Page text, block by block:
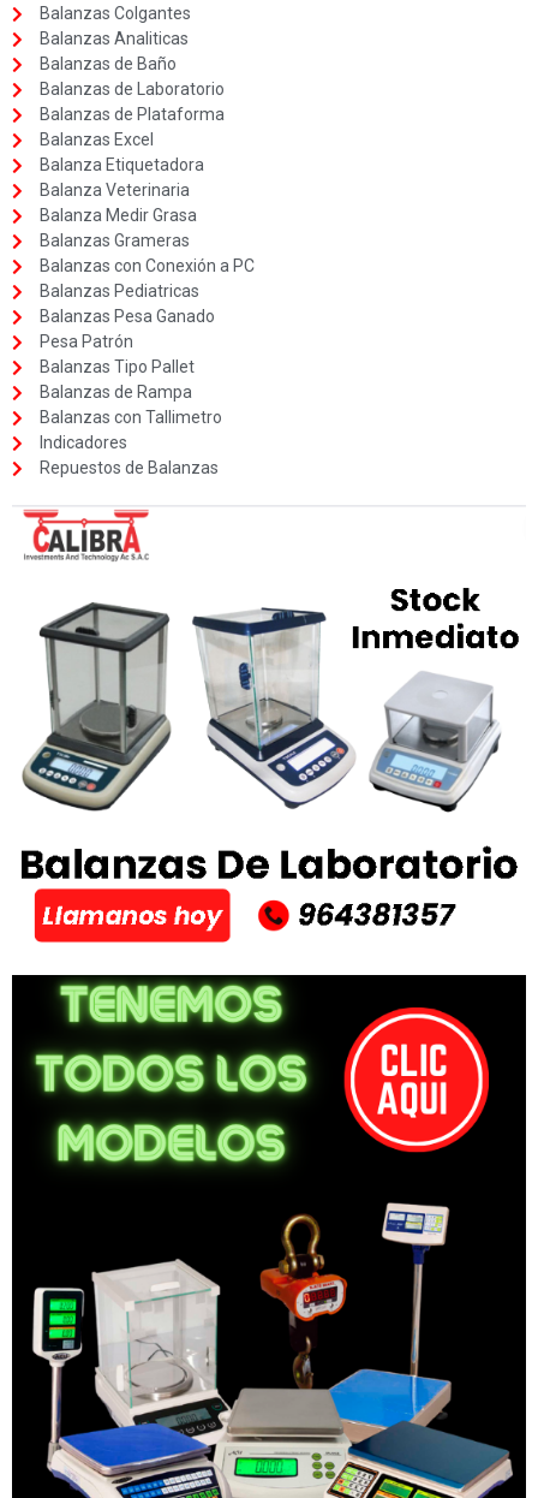
Balanzas Colgantes
Balanzas Analiticas
Balanzas de Baño
Balanzas de Laboratorio
Balanzas de Plataforma
Balanzas Excel
Balanza Etiquetadora
Balanza Veterinaria
Balanza Medir Grasa
Balanzas Grameras
Balanzas con Conexión a PC
Balanzas Pediatricas
Balanzas Pesa Ganado
Pesa Patrón
Balanzas Tipo Pallet
Balanzas de Rampa
Balanzas con Tallimetro
Indicadores
Repuestos de Balanzas